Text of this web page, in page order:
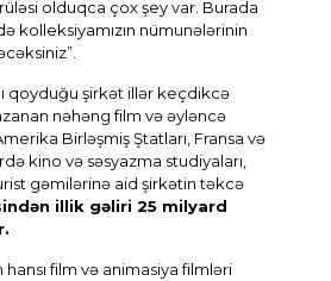
olduqca çox şey var. Burada
kolleksiyamızın nümunələrinin
qoyduğu şirkət illər keçdikcə
nəhəng film və əyləncə
Birləşmiş Ştatları, Fransa və
kino və səsyazma studiyaları,
gəmilərinə aid şirkətin təkcə
illik gəliri 25 milyard
film və animasiya filmləri